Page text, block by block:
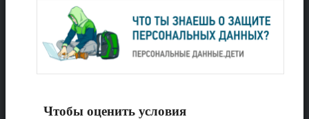
Чтобы оценить условия